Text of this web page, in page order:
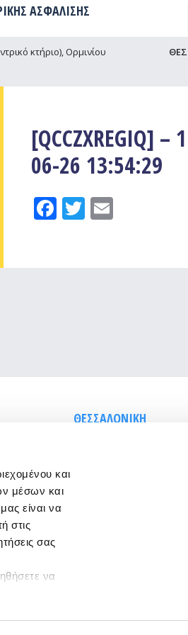
και
μέσων και
είναι να
στις
σας
να
ΑΣΦΑΛΙΣΗΣ
κτήριο), Ορμινίου
[QCCZXREGIQ]
06-26 13:54:29
Facebook
Twitter
Email
38
ΘΕΣΣΑΛΟΝΙΚΗ